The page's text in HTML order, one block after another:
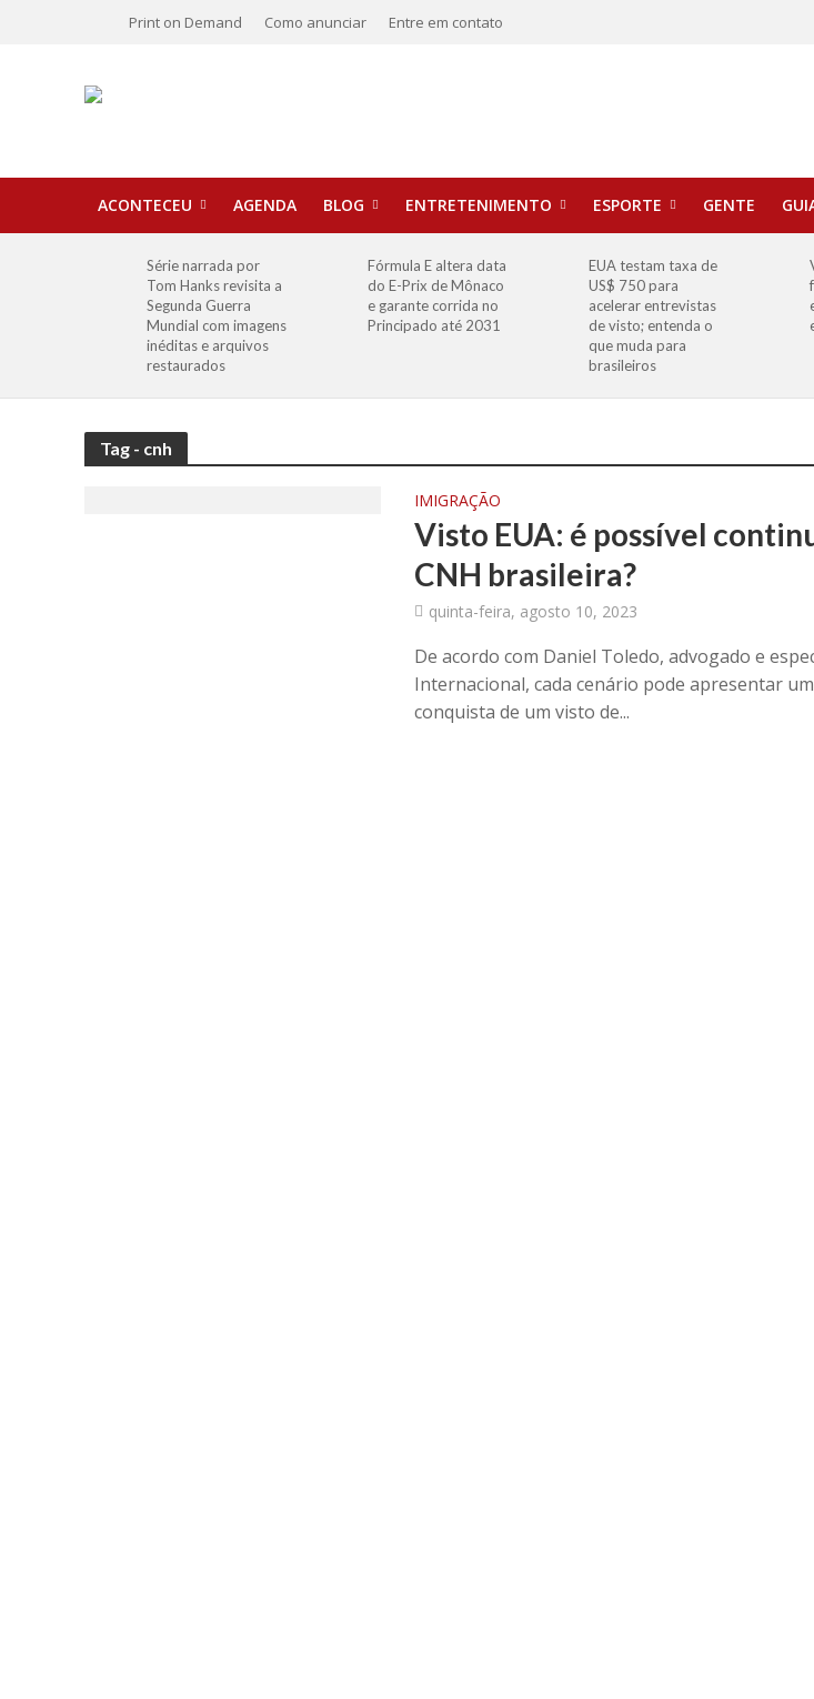
Print on Demand Como anunciar Entre em contato
ACONTECEU AGENDA BLOG ENTRETENIMENTO ESPORTE GENTE
Série narrada por
Tom Hanks revisita a
Segunda Guerra
Mundial com imagens
inéditas e arquivos
restaurados
Fórmula E altera data
do E-Prix de Mônaco
e garante corrida no
Principado até 2031
EUA testam taxa de
US$ 750 para
acelerar entrevistas
de visto; entenda o
que muda para
brasileiros
Tag - cnh
IMIGRAÇÃO
Visto EUA: é possível
CNH brasileira?
quinta-feira, agosto 10, 2023
De acordo com Daniel Toledo, advogado e
Internacional, cada cenário pode apresentar
conquista de um visto de...